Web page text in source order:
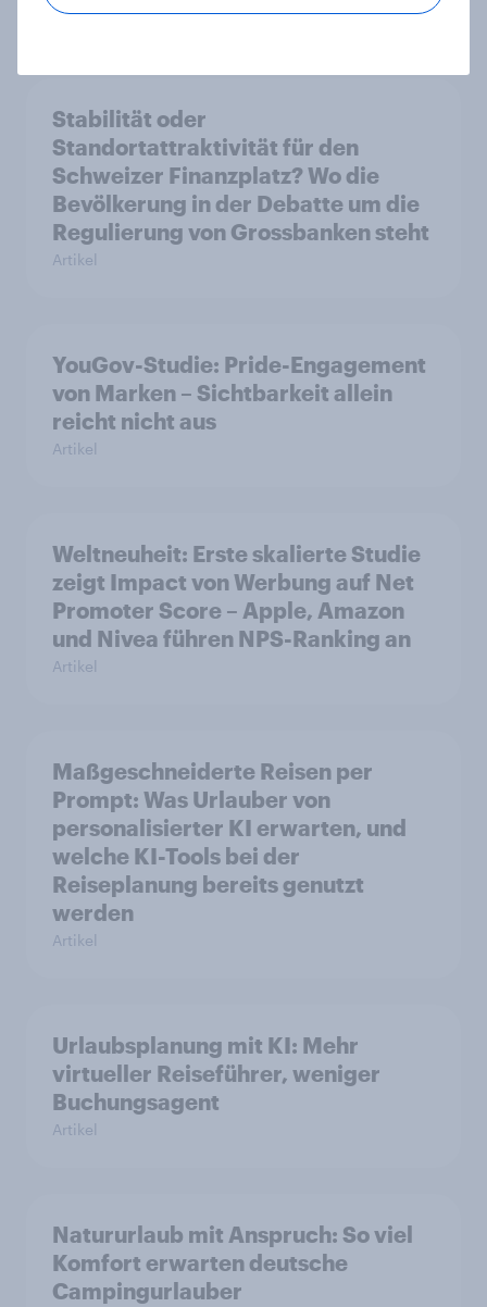
Artikel
Stabilität oder
Standortattraktivität für den
Schweizer Finanzplatz? Wo die
Bevölkerung in der Debatte um die
Regulierung von Grossbanken steht
Artikel
YouGov-Studie: Pride-Engagement
von Marken – Sichtbarkeit allein
reicht nicht aus
Artikel
Weltneuheit: Erste skalierte Studie
zeigt Impact von Werbung auf Net
Promoter Score – Apple, Amazon
und Nivea führen NPS-Ranking an
Artikel
Maßgeschneiderte Reisen per
Prompt: Was Urlauber von
personalisierter KI erwarten, und
welche KI-Tools bei der
Reiseplanung bereits genutzt
werden
Artikel
Urlaubsplanung mit KI: Mehr
virtueller Reiseführer, weniger
Buchungsagent
Artikel
Natururlaub mit Anspruch: So viel
Komfort erwarten deutsche
Campingurlauber